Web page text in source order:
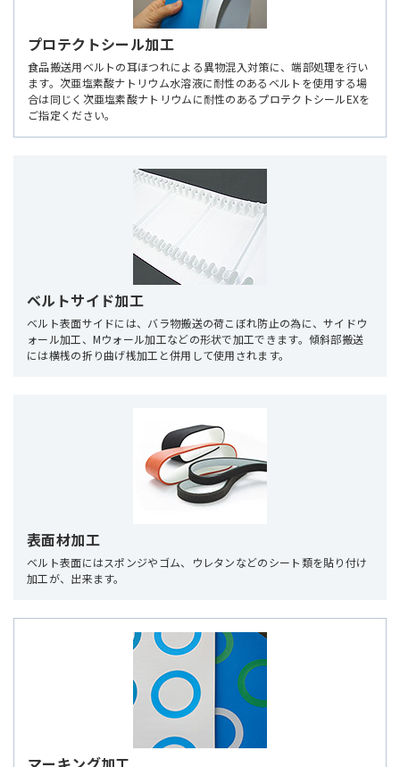
プロテクトシール加工
食品搬送用ベルトの耳ほつれによる異物混入対策に、端部処理を行い
ます。次亜塩素酸ナトリウム水溶液に耐性のあるベルトを使用する場
合は同じく次亜塩素酸ナトリウムに耐性のあるプロテクトシールEXを
ご指定ください。
ベルトサイド加工
ベルト表面サイドには、バラ物搬送の荷こぼれ防止の為に、サイドウ
ォール加工、Mウォール加工などの形状で加工できます。傾斜部搬送
には横桟の折り曲げ桟加工と併用して使用されます。
表面材加工
ベルト表面にはスポンジやゴム、ウレタンなどのシート類を貼り付け
加工が、出来ます。